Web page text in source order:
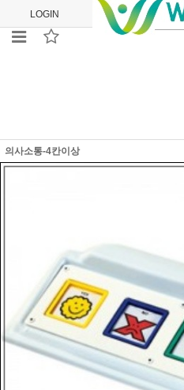
LOGIN JOIN
의사소통-4칸이상